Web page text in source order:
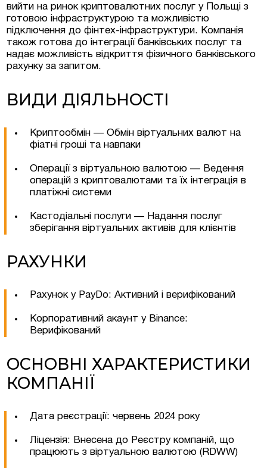
вийти на ринок криптовалютних послуг у Польщі з
готовою інфраструктурою та можливістю
підключення до фінтех-інфраструктури. Компанія
також готова до інтеграції банківських послуг та
надає можливість відкриття фізичного банківського
рахунку за запитом.
ВИДИ ДІЯЛЬНОСТІ
Криптообмін — Обмін віртуальних валют на
фіатні гроші та навпаки
Операції з віртуальною валютою — Ведення
операцій з криптовалютами та їх інтеграція в
платіжні системи
Кастодіальні послуги — Надання послуг
зберігання віртуальних активів для клієнтів
РАХУНКИ
Рахунок у PayDo: Активний і верифікований
Корпоративний акаунт у Binance:
Верифікований
ОСНОВНІ ХАРАКТЕРИСТИКИ
КОМПАНІЇ
Дата реєстрації: червень 2024 року
Ліцензія: Внесена до Реєстру компаній, що
працюють з віртуальною валютою (RDWW)
Залишити заявку